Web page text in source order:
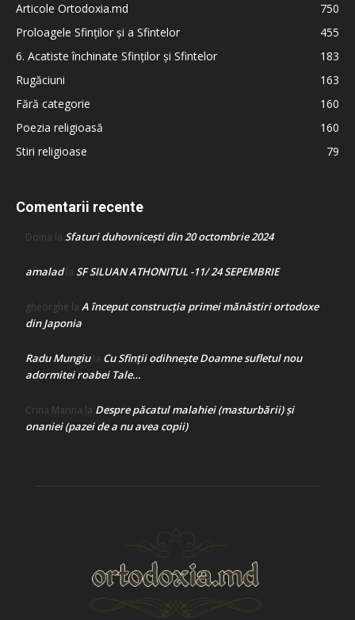
Articole Ortodoxia.md
750
Proloagele Sfinților și a Sfintelor
455
6. Acatiste închinate Sfinților și Sfintelor
183
Rugăciuni
163
Fără categorie
160
Poezia religioasă
160
Stiri religioase
79
Comentarii recente
Doina la Sfaturi duhovnicești din 20 octombrie 2024
amaladla SF SILUAN ATHONITUL -11/ 24 SEPEMBRIE
gheorghe la A început construcţia primei mănăstiri ortodoxe
din Japonia
Radu Mungiula Cu Sfinții odihnește Doamne sufletul nou
adormitei roabei Tale…
Crina Marina la Despre păcatul malahiei (masturbării) şi
onaniei (pazei de a nu avea copii)